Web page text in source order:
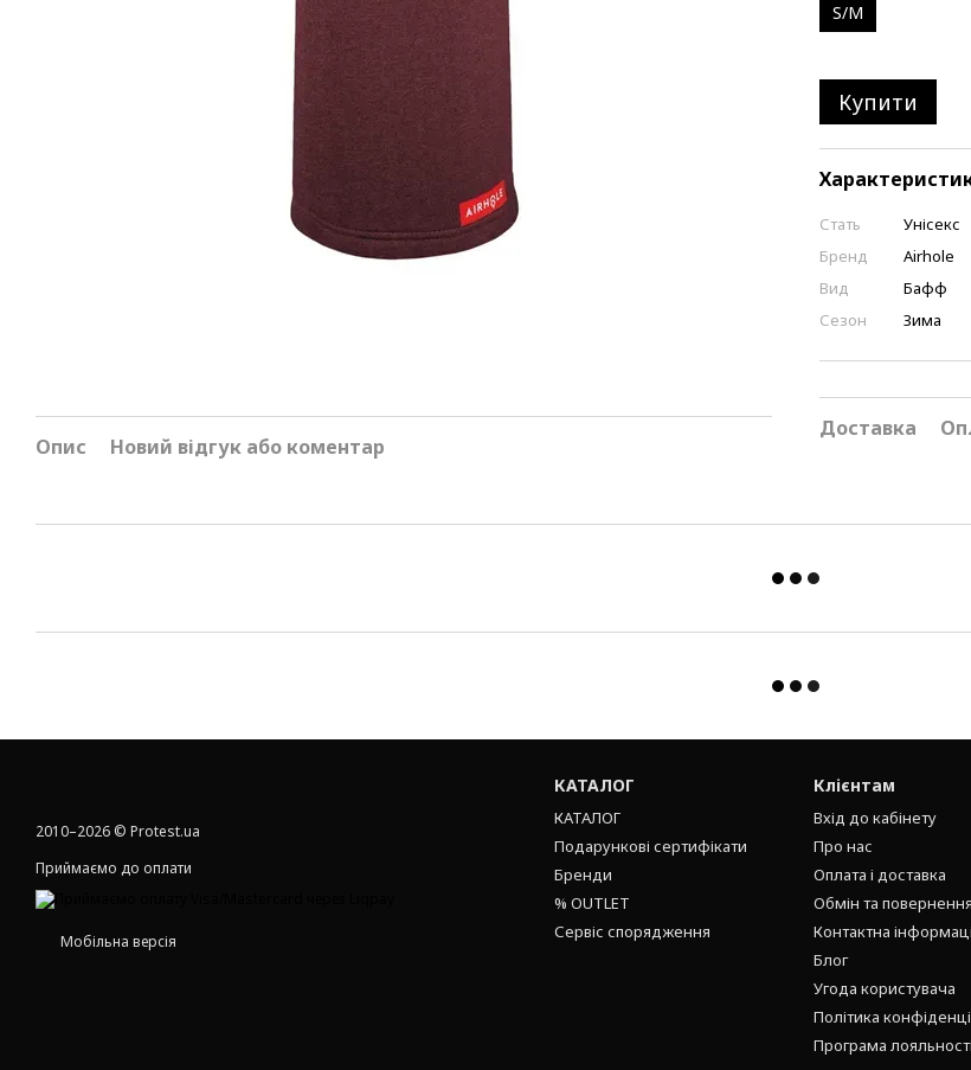
Опис Новий відгук або коментар
S/M
Купити
Стать
Унісекс
Бренд
Airhole
Вид
Бафф
Сезон
Зима
Доставка
2010–2026 © Protest.ua
Приймаємо до оплати
Мобільна версія
КАТАЛОГ
КАТАЛОГ
Подарункові сертифікати
Бренди
% OUTLET
Сервіс спорядження
Клієнтам
Вхід до кабінету
Про нас
Оплата і доставка
Обмін та повернення
Контактна
Блог
Угода користувача
Політика
Програма лояльності